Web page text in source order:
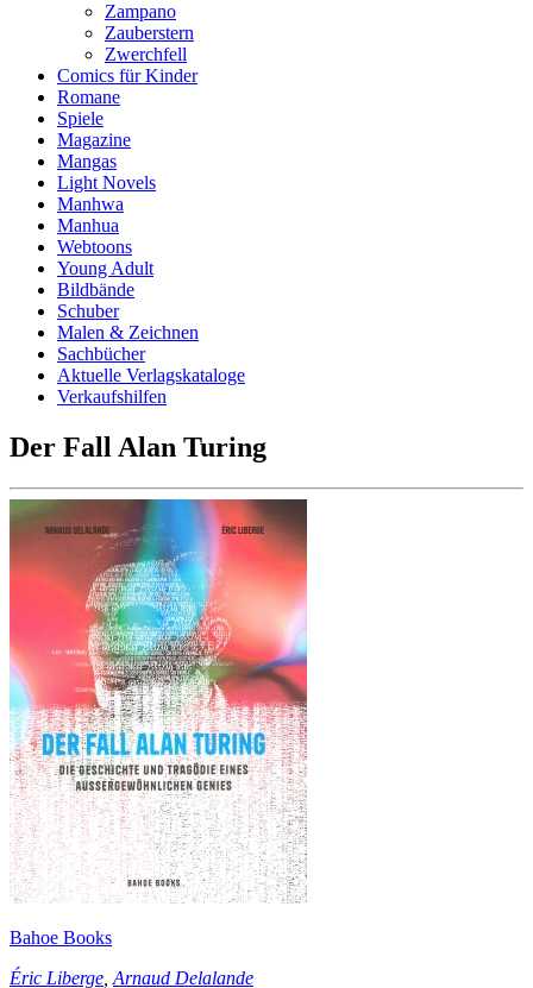
Zampano
Zauberstern
Zwerchfell
Comics für Kinder
Romane
Spiele
Magazine
Mangas
Light Novels
Manhwa
Manhua
Webtoons
Young Adult
Bildbände
Schuber
Malen & Zeichnen
Sachbücher
Aktuelle Verlagskataloge
Verkaufshilfen
Der Fall Alan Turing
Bahoe Books
Éric Liberge Arnaud Delalande